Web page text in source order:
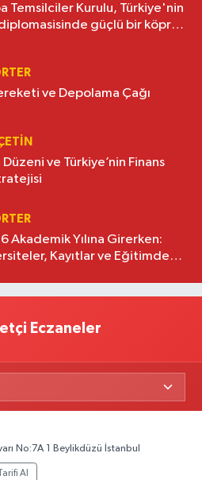
Temsilciler Kurulu, Türkiye'nin
güçlü bir köprü
ve Depolama Çağı
Düzeni ve Türkiye’nin Finans
Akademik Yılına Girerken:
Kayıtlar ve Eğitimde
Eczaneler
No:7A 1 Beylikdüzü İstanbul
Al